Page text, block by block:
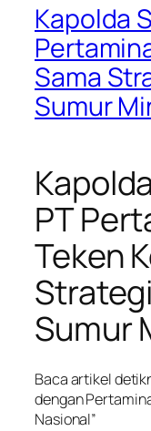
Kapolda
Sama
Sumur
PT
Teken
Sumur
Baca artikel
dengan
Nasional”